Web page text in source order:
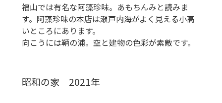
福山では有名な阿藻珍味。あもちんみと読みま
す。阿藻珍味の本店は瀬戸内海がよく見える小高
いところにあります。
向こうには鞆の浦。空と建物の色彩が素敵です。
昭和の家 2021年